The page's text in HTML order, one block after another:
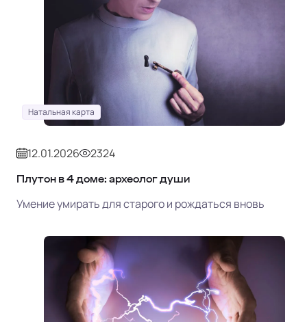
Натальная карта
12.01.2026 2324
Плутон в 4 доме: археолог души
Умение умирать для старого и рождаться вновь